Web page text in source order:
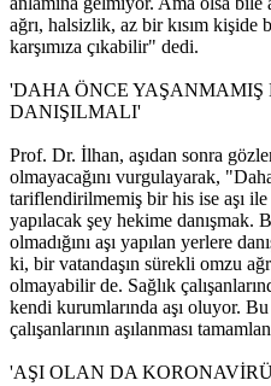
ağrı, halsizlik, az bir kısım kişide
karşımıza çıkabilir" dedi.
'DAHA ÖNCE YAŞANMAMIŞ
DANIŞILMALI'
Prof. Dr. İlhan, aşıdan sonra
olmayacağını vurgulayarak,
tariflendirilmemiş bir his ise aşı
yapılacak şey hekime danışmak.
olmadığını aşı yapılan yerlere
ki, bir vatandaşın sürekli omzu
olmayabilir de. Sağlık
kendi kurumlarında aşı oluyor.
çalışanlarının aşılanması
'AŞI OLAN DA